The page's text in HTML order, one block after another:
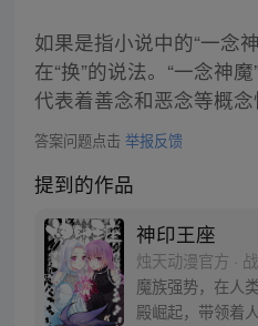
如果是指小说中的“一念
在“换”的说法。“一念神
代表着善念和恶念等概念
答案问题点击 举报反馈
提到的作品
神印王座
烛天动漫官方 ·
魔族强势，在人
殿崛起，带领着